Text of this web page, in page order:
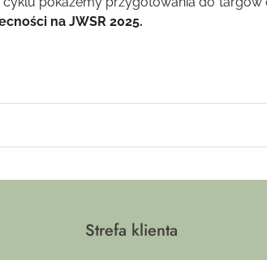
na JWSR 2025.
Strefa klienta